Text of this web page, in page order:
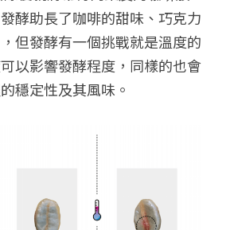
酵助長了咖啡的甜味、巧克力
但發酵有一個挑戰就是溫度的
以影響發酵程度，同樣的也會
穩定性及其風味。